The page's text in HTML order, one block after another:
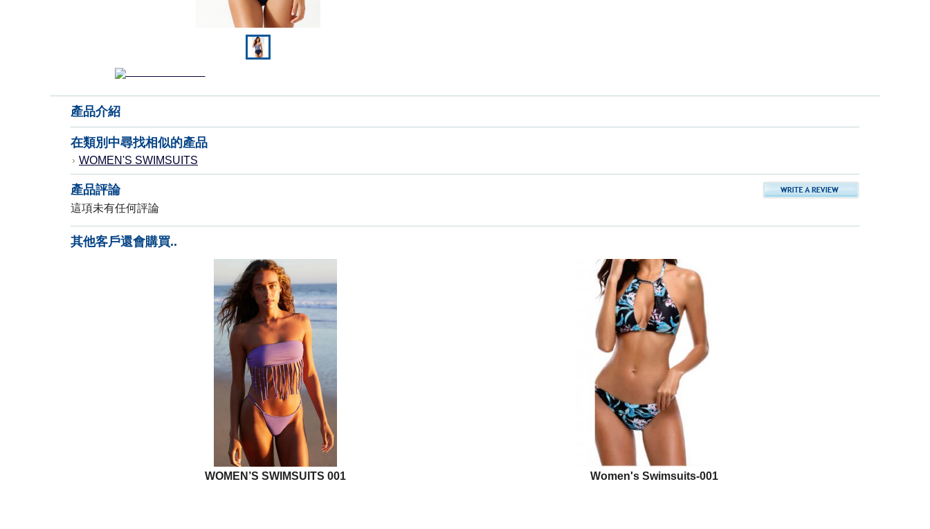
產品介紹
在類別中尋找相似的產品
WOMEN'S SWIMSUITS
產品評論
這項未有任何評論
其他客戶還會購買..
WOMEN’S SWIMSUITS 001 Women's Swimsuits-001